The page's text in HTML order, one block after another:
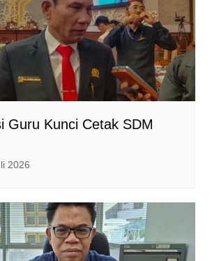
Guru Kunci Cetak SDM
2026